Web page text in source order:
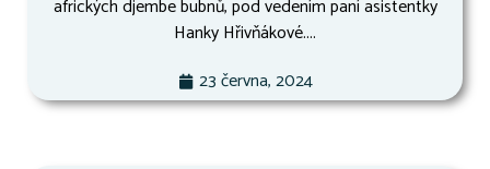
afrických djembe bubnů, pod vedením paní asistentky
Hanky Hřivňákové....
23 června, 2024